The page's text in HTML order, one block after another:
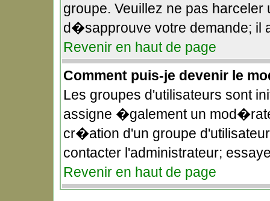
groupe. Veuillez ne pas
d�sapprouve votre demande; il
Revenir en haut de page
Comment puis-je devenir le
Les groupes d'utilisateurs sont
assigne �galement un
cr�ation d'un groupe
contacter l'administrateur;
Revenir en haut de page